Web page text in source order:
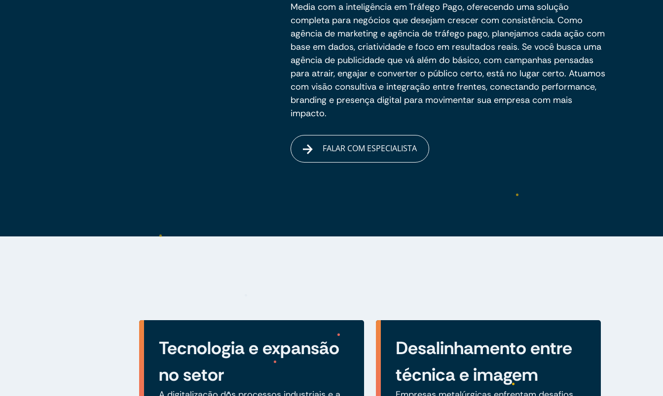
Media com a inteligência em Tráfego Pago, oferecendo uma solução
completa para negócios que desejam crescer com consistência. Como
agência de marketing e agência de tráfego pago, planejamos cada ação com
base em dados, criatividade e foco em resultados reais. Se você busca uma
agência de publicidade que vá além do básico, com campanhas pensadas
para atrair, engajar e converter o público certo, está no lugar certo. Atuamos
com visão consultiva e integração entre frentes, conectando performance,
branding e presença digital para movimentar sua empresa com mais
impacto.
FALAR COM ESPECIALISTA
Tecnologia e expansão
no setor
Desalinhamento entre
técnica e imagem